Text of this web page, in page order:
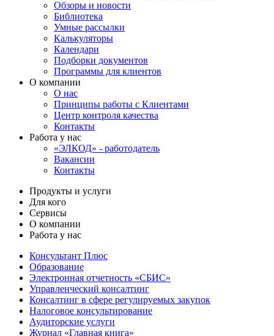
Обзоры и новости
Библиотека
Умные рассылки
Калькуляторы
Календари
Подборки документов
Программы для клиентов
О компании
О нас
Принципы работы с Клиентами
Центр контроля качества
Контакты
Работа у нас
«ЭЛКОД» - работодатель
Вакансии
Контакты
Продукты и услуги
Для кого
Сервисы
О компании
Работа у нас
Консультант Плюс
Образование
Электронная отчетность «СБИС»
Управленческий консалтинг
Консалтинг в сфере регулируемых закупок
Налоговое консультирование
Аудиторские услуги
Журнал «Главная книга»